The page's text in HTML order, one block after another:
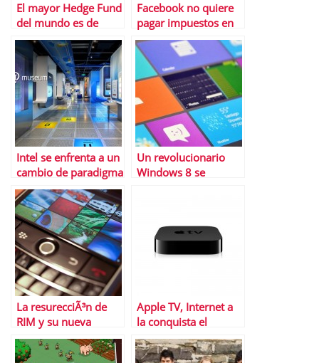
El mayor Hedge Fund
del mundo es de
Apple
Facebook no quiere
pagar impuestos en
EspaÃ±a
Intel se enfrenta a un
cambio de paradigma
Un revolucionario
Windows 8 se
La resurecciÃ³n de
RIM y su nueva
BlackBerry
Apple TV, Internet a
la conquista el
televisor